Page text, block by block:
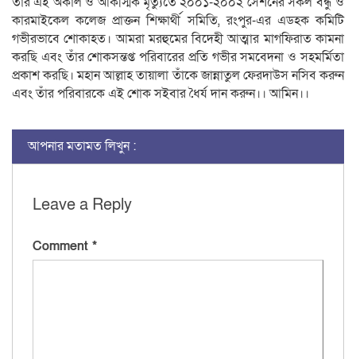
কারমাইকেল কলেজ প্রাক্তন শিক্ষার্থী সমিতি, রংপুর-এর এডহক কমিটি
গভীরভাবে শোকাহত। ​আমরা মরহুমের বিদেহী আত্মার মাগফিরাত কামনা
করছি এবং তাঁর শোকসন্তপ্ত পরিবারের প্রতি গভীর সমবেদনা ও সহমর্মিতা
প্রকাশ করছি। মহান আল্লাহ তায়ালা তাঁকে জান্নাতুল ফেরদাউস নসিব করুন
এবং তাঁর পরিবারকে এই শোক সইবার ধৈর্য দান করুন।। আমিন।।
আপনার মতামত লিখুন :
Leave a Reply
Comment *